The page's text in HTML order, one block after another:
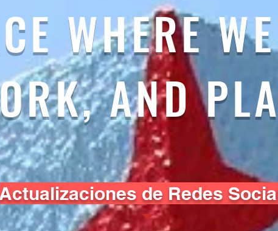
WHERE
AND
de Redes